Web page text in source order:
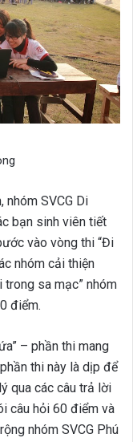
SVCG Di
bạn sinh viên tiết
vào vòng thi “Đi
nhóm cải thiện
trong sa mạc” nhóm
điểm.
– phần thi mang
thi này là dịp để
qua các câu trả lời
câu hỏi 60 điểm và
nhóm SVCG Phú